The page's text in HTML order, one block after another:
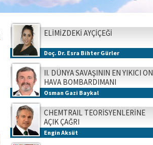
ELİMİZDEKİ AYÇİÇEĞİ
Doç. Dr. Esra Bihter Gürler
II. DÜNYA SAVAŞININ EN YIKICI ON
HAVA BOMBARDIMANI
Osman Gazi Baykal
CHEMTRAIL TEORİSYENLERİNE
AÇIK ÇAĞRI
Engin Aksüt